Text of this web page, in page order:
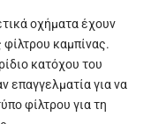
οχήματα έχουν
καμπίνας.
κατόχου του
επαγγελματία για να
φίλτρου για τη